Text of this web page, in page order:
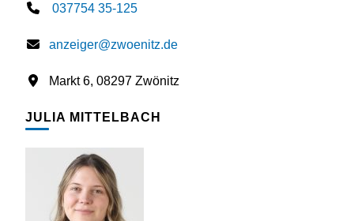
037754 35-125
anzeiger@zwoenitz.de
Markt 6, 08297 Zwönitz
JULIA MITTELBACH